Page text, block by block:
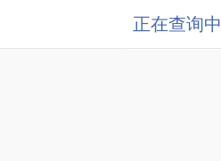
正在查询中